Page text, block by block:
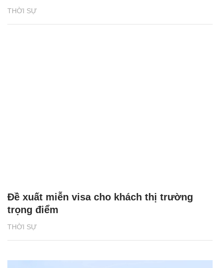
THỜI SỰ
THỜI SỰ
Đề xuất miễn visa cho khách thị trường
trọng điểm